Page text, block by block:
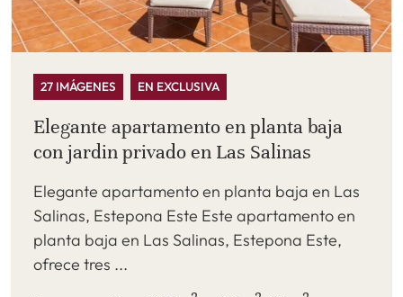
27 IMÁGENES EN EXCLUSIVA
Elegante apartamento en planta baja
con jardin privado en Las Salinas
Elegante apartamento en planta baja en Las
Salinas, Estepona Este Este apartamento en
planta baja en Las Salinas, Estepona Este,
ofrece tres ...